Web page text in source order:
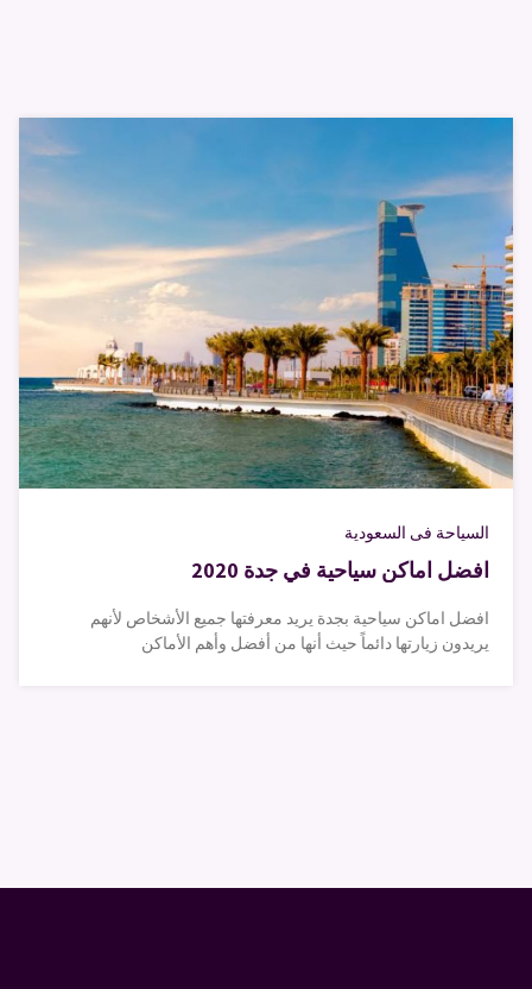
السياحة فى السعودية
افضل اماكن سياحية في جدة 2020
افضل اماكن سياحية بجدة يريد معرفتها جميع الأشخاص لأنهم
يريدون زيارتها دائماً حيث أنها من أفضل وأهم الأماكن